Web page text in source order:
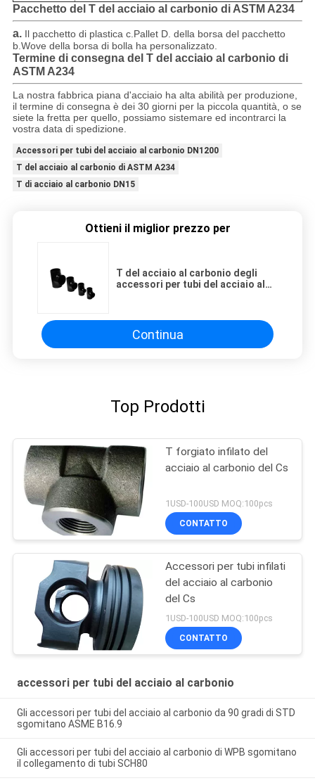
Pacchetto del T del acciaio al carbonio di ASTM A234
a. Il pacchetto di plastica c.Pallet D. della borsa del pacchetto
b.Wove della borsa di bolla ha personalizzato.
Termine di consegna del T del acciaio al carbonio di
ASTM A234
La nostra fabbrica piana d'acciaio ha alta abilità per produzione,
il termine di consegna è dei 30 giorni per la piccola quantità, o se
siete la fretta per quello, possiamo sistemare ed incontrarci la
vostra data di spedizione.
Accessori per tubi del acciaio al carbonio DN1200
T del acciaio al carbonio di ASTM A234
T di acciaio al carbonio DN15
Ottieni il miglior prezzo per
T del acciaio al carbonio degli
accessori per tubi del acciaio al
Continua
Top Prodotti
T forgiato infilato del
acciaio al carbonio del Cs
1USD-100USD MOQ:100pcs
CONTATTO
Accessori per tubi infilati
del acciaio al carbonio
del Cs
1USD-100USD MOQ:100pcs
CONTATTO
accessori per tubi del acciaio al carbonio
Gli accessori per tubi del acciaio al carbonio da 90 gradi di STD
sgomitano ASME B16.9
Gli accessori per tubi del acciaio al carbonio di WPB sgomitano
il collegamento di tubi SCH80